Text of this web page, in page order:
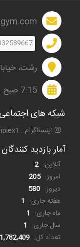
رشت،
7:15 صبح الی 11 شب
شبکه های اجتماعی
اینستاگرام : Golden_sport_complex1
آمار بازدید کنندگان
آنلاین: 2
امروز: 205
دیروز: 580
هفته جاری: 1
ماه جاری: 1
سال جاری: 1
تعداد کل: 1,782,409